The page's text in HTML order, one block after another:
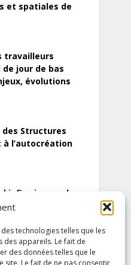
technologies telles que les
appareils. Le fait de
des données telles que le
site. Le fait de ne pas consentir
et spatiales de
travailleurs
de jour de bas
évolutions
des Structures
à l’autocréation
infirmier :quels
soins pour